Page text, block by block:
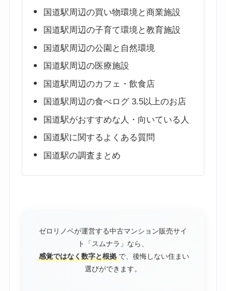
国道駅周辺の買い物環境と商業施設
国道駅周辺の子育て環境と教育施設
国道駅周辺の公園と自然環境
国道駅周辺の医療施設
国道駅周辺のカフェ・飲食店
国道駅周辺の食べログ 3.5以上のお店
国道駅がおすすめな人・向いている人
国道駅に関するよくある質問
国道駅の調査まとめ
ゼロリノベが運営する中古マンション販売サイ
ト「スムナラ」なら、
感覚ではなく数字と根拠 で、後悔しない住まい
選びができます。